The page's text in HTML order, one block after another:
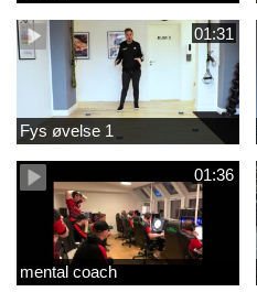
01:31
Fys øvelse 1
01:36
mental coach